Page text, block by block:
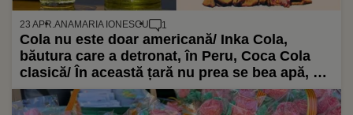
23 APR.ANAMARIA IONESCU 1
Cola nu este doar americană/ Inka Cola,
băutura care a detronat, în Peru, Coca Cola
clasică/ În această țară nu prea se bea apă, ci
acest suc din ierburi, de culoarea aurului
aztec